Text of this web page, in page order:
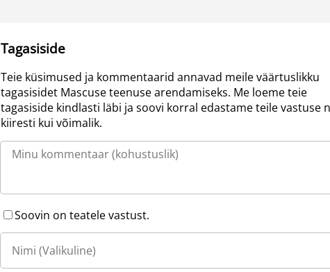
Tagasiside
Teie küsimused ja kommentaarid annavad meile väärtuslikku
tagasisidet Mascuse teenuse arendamiseks. Me loeme teie
tagasiside kindlasti läbi ja soovi korral edastame teile vastuse
kiiresti kui võimalik.
Soovin on teatele vastust.